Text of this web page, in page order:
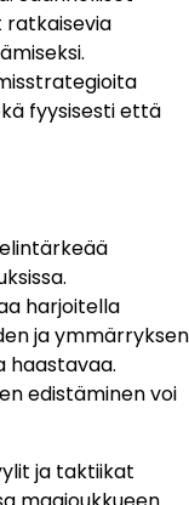
ratkaisevia
fyysisesti että
harjoitella
ja ymmärryksen
haastavaa.
edistäminen voi
ja taktiikat